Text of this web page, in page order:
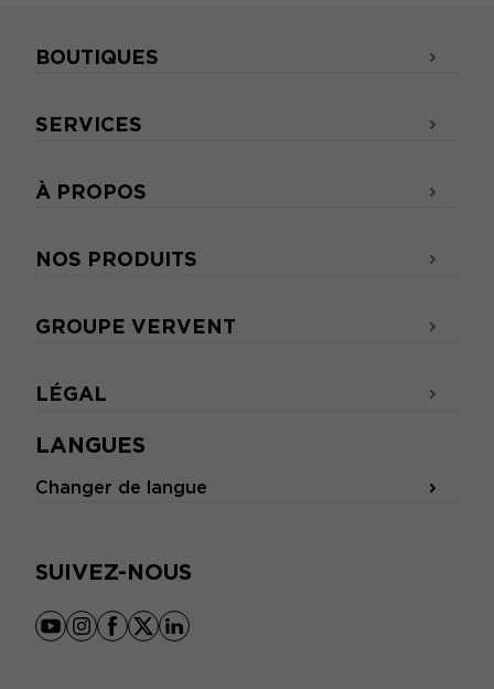
LANGUES
Changer de langue
SUIVEZ-NOUS
youtube
instagram
facebook
x linkedin
BOUTIQUES
SERVICES
À PROPOS
NOS PRODUITS
GROUPE VERVENT
LÉGAL